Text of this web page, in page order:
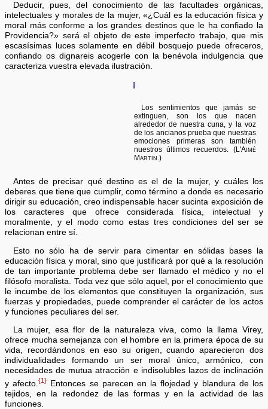
Deducir, pues, del conocimiento de las facultades orgánicas,
intelectuales y morales de la mujer, «¿Cuál es la educación física y
moral más conforme a los grandes destinos que le ha confiado la
Providencia?» será el objeto de este imperfecto trabajo, que mis
escasísimas luces solamente en débil bosquejo puede ofreceros,
confiando os dignareis acogerle con la benévola indulgencia que
caracteriza vuestra elevada ilustración.
I
Los sentimientos que jamás se
extinguen, son los que nacen
alrededor de nuestra cuna, y la voz
de los ancianos prueba que nuestras
emociones primeras son también
nuestros últimos recuerdos. (L'Aimé
Martin.)
Antes de precisar qué destino es el de la mujer, y cuáles los
deberes que tiene que cumplir, como término a donde es necesario
dirigir su educación, creo indispensable hacer sucinta exposición de
los caracteres que ofrece considerada física, intelectual y
moralmente, y el modo como estas tres condiciones del ser se
relacionan entre sí.
Esto no sólo ha de servir para cimentar en sólidas bases la
educación física y moral, sino que justificará por qué a la resolución
de tan importante problema debe ser llamado el médico y no el
filósofo moralista. Toda vez que sólo aquel, por el conocimiento que
le incumbe de los elementos que constituyen la organización, sus
fuerzas y propiedades, puede comprender el carácter de los actos
y funciones peculiares del ser.
La mujer, esa flor de la naturaleza viva, como la llama Virey,
ofrece mucha semejanza con el hombre en la primera época de su
vida, recordándonos en eso su origen, cuando aparecieron dos
individualidades formando un ser moral único, armónico, con
necesidades de mutua atracción e indisolubles lazos de inclinación
y afecto.{1}
Entonces se parecen en la flojedad y blandura de los
tejidos, en la redondez de las formas y en la actividad de las
funciones.